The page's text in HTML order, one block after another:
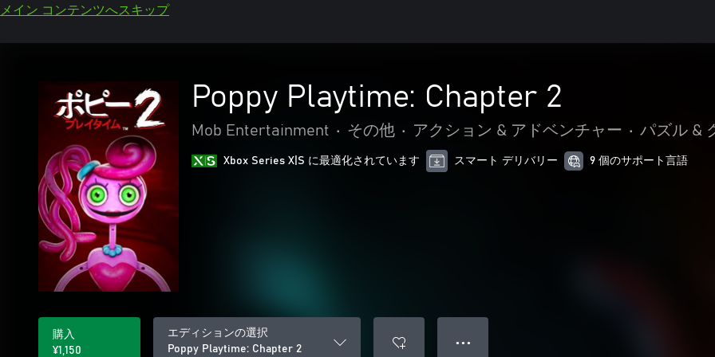
メイン コンテンツへスキップ
Poppy Playtime: Chapter 2
Mob Entertainment • その他 • アクション & アドベンチャー • パズル &
Xbox Series X|S に最適化されています スマート デリバリー 9 個のサポート言語
購入
¥1,150
エディションの選択
Poppy Playtime: Chapter 2
● ● ●